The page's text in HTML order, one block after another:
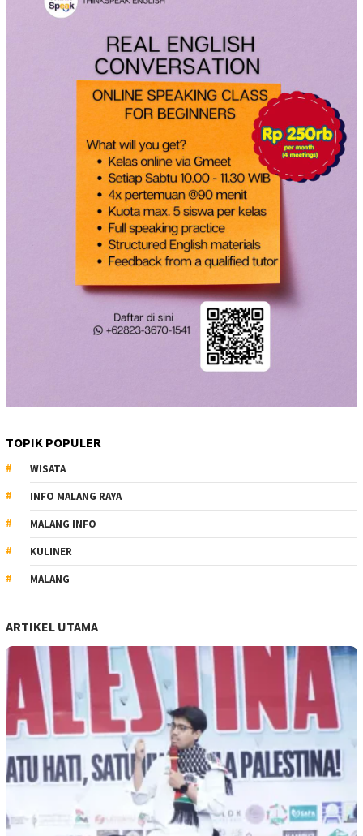
TOPIK POPULER
WISATA
INFO MALANG RAYA
MALANG INFO
KULINER
MALANG
ARTIKEL UTAMA